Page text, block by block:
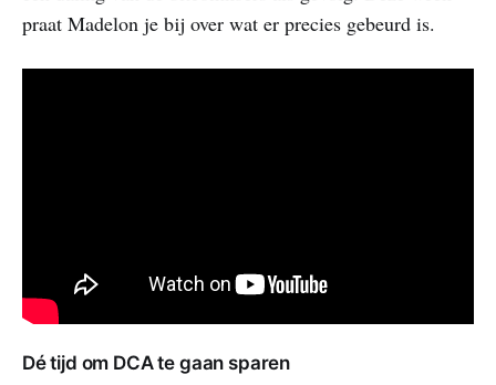
praat Madelon je bij over wat er precies gebeurd is.
Dé tijd om DCA te gaan sparen